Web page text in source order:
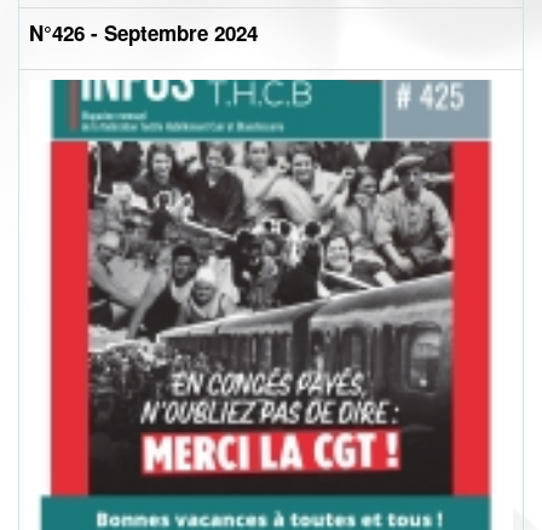
N°426 - Septembre 2024